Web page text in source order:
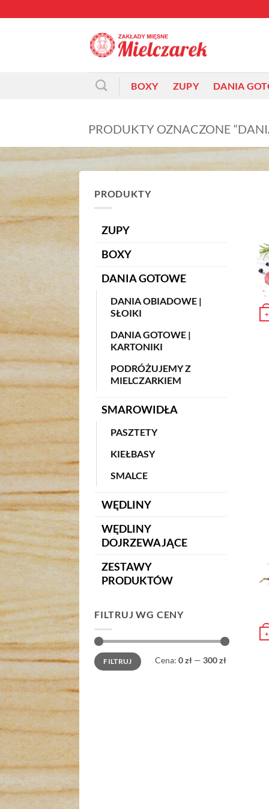
do
BOXY ZUPY DANIA
PRODUKTY OZNACZONE
PRODUKTY
ZUPY
BOXY
DANIA GOTOWE
DANIA OBIADOWE |
SŁOIKI
DANIA GOTOWE |
KARTONIKI
PODRÓŻUJEMY Z
MIELCZARKIEM
SMAROWIDŁA
PASZTETY
KIEŁBASY
SMALCE
WĘDLINY
WĘDLINY
DOJRZEWAJĄCE
ZESTAWY
PRODUKTÓW
FILTRUJ WG CENY
Cena
min
Cena
maxFILTRUJ Cena: 0 zł — 300 zł
+
+